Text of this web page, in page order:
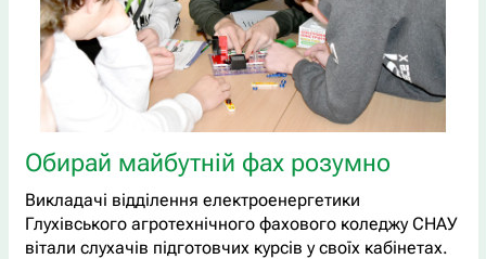
Обирай майбутній фах розумно
Викладачі відділення електроенергетики
Глухівського агротехнічного фахового коледжу СНАУ
вітали слухачів підготовчих курсів у своїх кабінетах.